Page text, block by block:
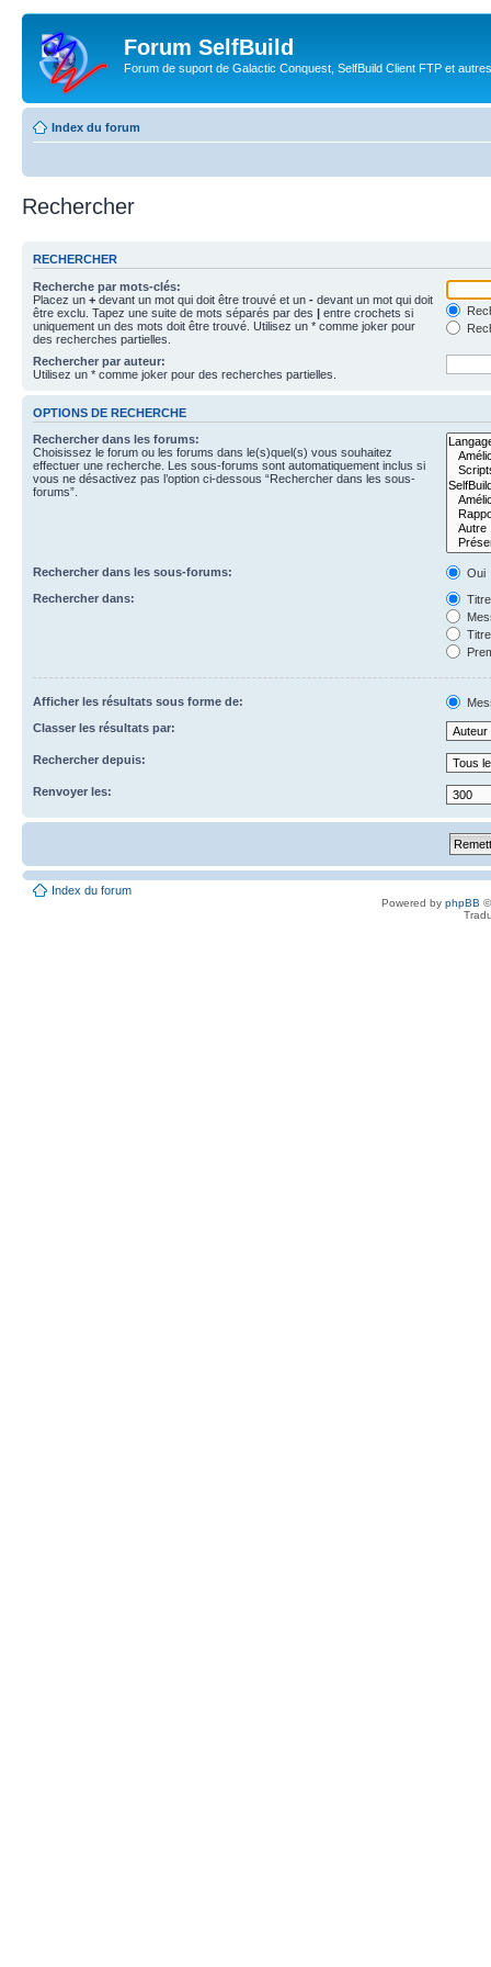
Forum SelfBuild
Forum de suport de Galactic Conquest, SelfBuild Client FTP et
Index du forum
Rechercher
RECHERCHER
Recherche par mots-clés:
Placez un + devant un mot qui doit être trouvé et un - devant un mot qui doit
être exclu. Tapez une suite de mots séparés par des | entre crochets si
uniquement un des mots doit être trouvé. Utilisez un * comme joker pour
des recherches partielles.
Rechercher par auteur:
Utilisez un * comme joker pour des recherches partielles.
OPTIONS DE RECHERCHE
Rechercher dans les forums:
Choisissez le forum ou les forums dans le(s)quel(s) vous souhaitez
effectuer une recherche. Les sous-forums sont automatiquement inclus si
vous ne désactivez pas l’option ci-dessous “Rechercher dans les sous-
forums”.
Rechercher dans les sous-forums:
Oui
Rechercher dans:
Afficher les résultats sous forme de:
Classer les résultats par:
Rechercher depuis:
Renvoyer les:
Index du forum
Powered by phpBB